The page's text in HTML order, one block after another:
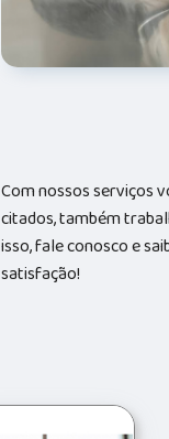
Com nossos serviços
citados, também
isso, fale conosco e
satisfação!